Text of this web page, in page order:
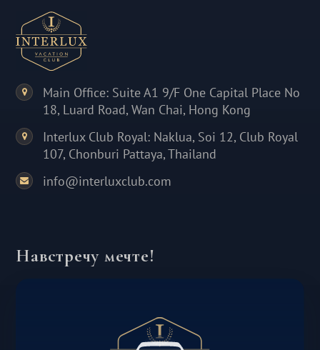
Main Office: Suite A1 9/F One Capital Place No
18, Luard Road, Wan Chai, Hong Kong
Interlux Club Royal: Naklua, Soi 12, Club Royal
107, Chonburi Pattaya, Thailand
info@interluxclub.com
Навстречу мечте!